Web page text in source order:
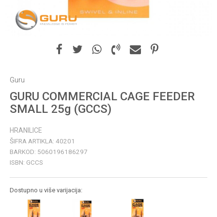
Guru
GURU COMMERCIAL CAGE FEEDER
SMALL 25g (GCCS)
HRANILICE
ŠIFRA ARTIKLA: 40201
BARKOD: 5060196186297
ISBN: GCCS
Dostupno u više varijacija: